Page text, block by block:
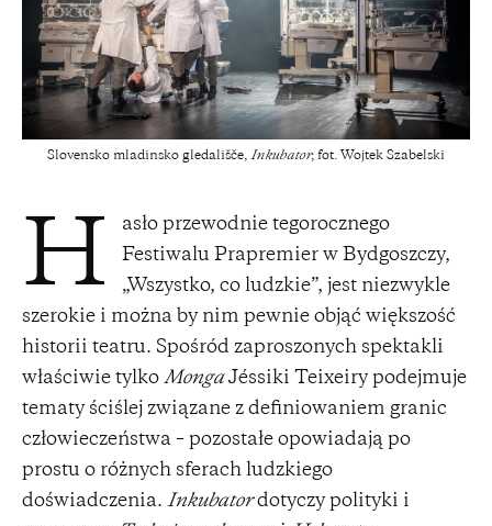
Slovensko mladinsko gledališče, Inkubator; fot. Wojtek Szabelski
H
asło przewodnie tegorocznego
Festiwalu Prapremier w Bydgoszczy,
„Wszystko, co ludzkie”, jest niezwykle
szerokie i można by nim pewnie objąć większość
historii teatru. Spośród zaproszonych spektakli
właściwie tylko MongaJéssiki Teixeiry podejmuje
tematy ściślej związane z definiowaniem granic
człowieczeństwa – pozostałe opowiadają po
prostu o różnych sferach ludzkiego
doświadczenia. Inkubatordotyczy polityki i